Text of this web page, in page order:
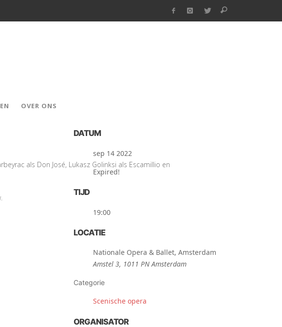
OVER ONS
als Don José, Lukasz Golinksi als Escamillio en
DATUM
sep 14 2022
Expired!
TIJD
19:00
LOCATIE
Nationale Opera & Ballet, Amsterdam
Amstel 3, 1011 PN Amsterdam
Categorie
Scenische opera
ORGANISATOR